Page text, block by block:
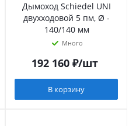
Дымоход Schiedel UNI
двухходовой 5 пм, Ø -
140/140 мм
Много
192 160₽/шт
В корзину